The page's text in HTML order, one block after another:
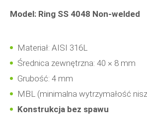
Model: Ring SS 4048 Non-welded
Materiał: AISI 316L
Średnica zewnętrzna: 40 × 8 mm
Grubość: 4 mm
MBL (minimalna wytrzymałość
Konstrukcja bez spawu